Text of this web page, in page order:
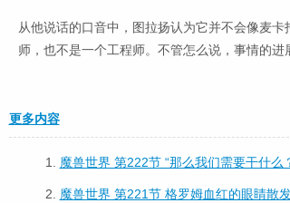
从他说话的口音中，图拉扬认为它并不会像麦
师，也不是一个工程师。不管怎么说，事情的进
更多内容
1. 魔兽世界 第222节 “那么我们需要干什么
2. 魔兽世界 第221节 格罗姆血红的眼睛散